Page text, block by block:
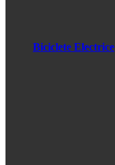
Biciclete Electrice